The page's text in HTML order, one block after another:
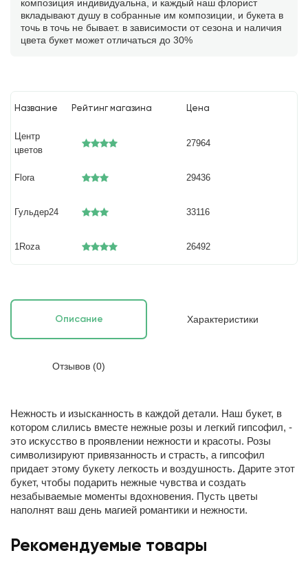
композиция индивидуальна, и каждый наш флорист
вкладывают душу в собранные им композиции, и букета в
точь в точь не бывает. в зависимости от сезона и наличия
цвета букет может отличаться до 30%
Название Рейтинг магазина Цена
Центр
цветов
27964
Flora 29436
Гульдер24 33116
1Roza 26492
Описание Характеристики
Отзывов (0)
Нежность и изысканность в каждой детали. Наш букет, в
котором слились вместе нежные розы и легкий гипсофил, -
это искусство в проявлении нежности и красоты. Розы
символизируют привязанность и страсть, а гипсофил
придает этому букету легкость и воздушность. Дарите этот
букет, чтобы подарить нежные чувства и создать
незабываемые моменты вдохновения. Пусть цветы
наполнят ваш день магией романтики и нежности.
Рекомендуемые товары